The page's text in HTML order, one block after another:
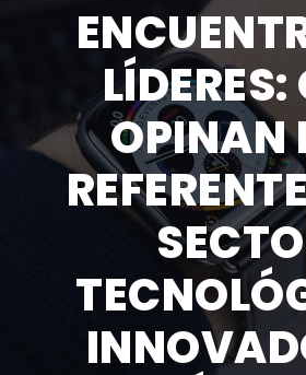
LÍDERES:
OPINAN